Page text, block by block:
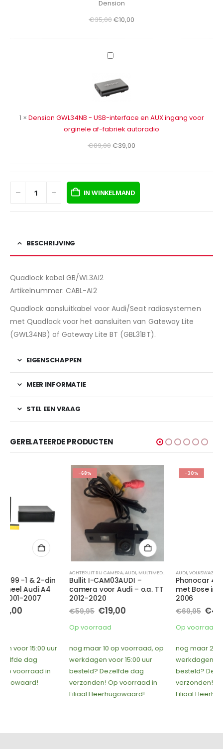
Dension
€35,00Oorspronkelijke
€35,00.
€10,00Huidige
Dension
-
USB-
en
AUX
voor
af-
fabriek
autoradio
1 × Dension GWL34NB - USB-interface en AUX ingang voor
orginele af-fabriek autoradio
€89,00Oorspronkelijke
€89,00.
€39,00Huidige
€39,00.
IN WINKELMAND
BESCHRIJVING
Quadlock kabel GB/WL3AI2
Artikelnummer: CABL-AI2
Quadlock aansluitkabel voor Audi/Seat radiosystemen
met Quadlock voor het aansluiten van Gateway Lite
(GWL34NB) of Gateway Lite BT (GBL31BT).
EIGENSCHAPPEN
MEER INFORMATIE
STEL EEN VRAAG
GERELATEERDE PRODUCTEN
AUDI,MULTIMEDIA
Bullit I-CAM03AUDI –
camera voor Audi – o.a. TT
2012-2020
€59,95 Oorspronkelijke
Huidige
is:
€19,00.
nog maar 10 op voorraad, op
werkdagen voor 15:00 uur
besteld? Dezelfde dag
verzonden! Op voorraad in
Filiaal Heerhugowaard!
AUDI,VOLKSWAGEN
Phonocar 4/130 – VW Audi
met Bose interface 1995-
€69,95 Oorspronkelijke
49,00Huidige
prijs
is:
€49,00.
nog maar 2 op voorraad, op
werkdagen voor 15:00 uur
besteld? Dezelfde dag
verzonden! Op voorraad in
Filiaal Heerhugowaard!